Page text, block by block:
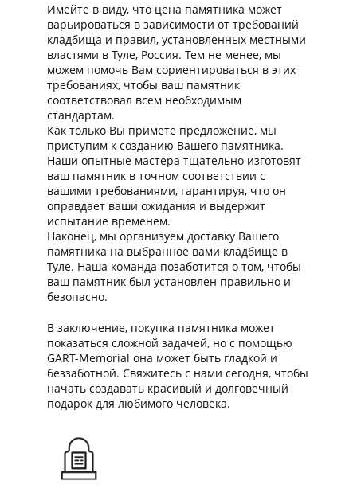
Имейте в виду, что цена памятника может
варьироваться в зависимости от требований
кладбища и правил, установленных местными
властями в Туле, Россия. Тем не менее, мы
можем помочь Вам сориентироваться в этих
требованиях, чтобы ваш памятник
соответствовал всем необходимым
стандартам.
Как только Вы примете предложение, мы
приступим к созданию Вашего памятника.
Наши опытные мастера тщательно изготовят
ваш памятник в точном соответствии с
вашими требованиями, гарантируя, что он
оправдает ваши ожидания и выдержит
испытание временем.
Наконец, мы организуем доставку Вашего
памятника на выбранное вами кладбище в
Туле. Наша команда позаботится о том, чтобы
ваш памятник был установлен правильно и
безопасно.
В заключение, покупка памятника может
показаться сложной задачей, но с помощью
GART-Memorial она может быть гладкой и
беззаботной. Свяжитесь с нами сегодня, чтобы
начать создавать красивый и долговечный
подарок для любимого человека.